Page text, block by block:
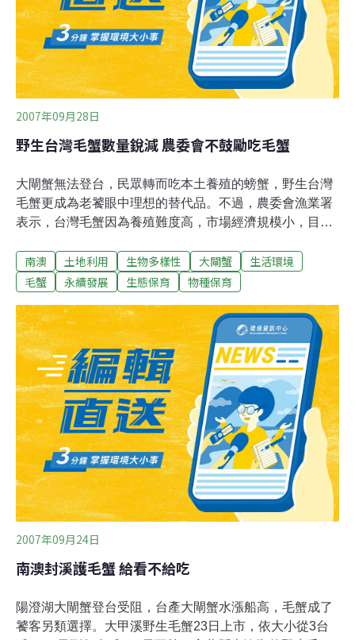
海灘是由碎石組成，在海邊我隨機將被海浪帶上海灘的貝
殼一一蒐集，也將在岩礁上的種類採集並記錄。看見一條
小溪流入海中，我沿著小溪，慢慢溯至小潭中，小潭水約
有到大腿的高度，四周有豐富的植被，在河岸邊可
2007年09月28日
野生台灣毛蟹數量銳減 農委會不鼓勵吃毛蟹
大閘蟹無法登台，民眾轉而吃本土養殖的螃蟹，野生台灣
毛蟹更成為老饕眼中理想的替代品。不過，農委會漁業署
表示，台灣毛蟹因為養殖難度高，市場經濟規模小，目前
減少，為了生態並不贊成民眾吃毛蟹，漁業署現階段也沒
有發展台灣毛蟹養殖的計劃。 台灣毛蟹是台灣特有種，多
棲息環境過度開發，人們濫捕的影響，數量已經大幅銳
減，宜蘭縣政府曾經禁止撈捕過，不過成效不彰。 目前無
法「完全養殖」毛蟹；農委會漁業署副署長沙志一指出
「所謂完全養殖是種苗不靠天然的，就像鰻魚；日本鰻我
們不能完全養殖，必須每年撈鰻苗，但我們有七、八十種
水產品我們可以完全養殖，在這樣的情況下，所有毛蟹如
果要養殖的話，要去撈小苗的話，那是很難處理的」。
南澳 土地利用 生物多樣性 大閘蟹
生活環境
毛蟹
永續發展 生態保育 物種保育
2007年09月24日
南澳封溪護毛蟹 給看不給吃
陽澄湖大閘蟹登台受阻，台產大閘蟹水漲船高，毛蟹成了
饕客另類選擇。大甲溪野生毛蟹23日上市，依大小從3台